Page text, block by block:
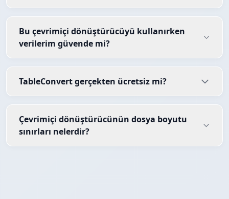
Bu çevrimiçi dönüştürücüyü kullanırken
verilerim güvende mi?
TableConvert gerçekten ücretsiz mi?
Çevrimiçi dönüştürücünün dosya boyutu
sınırları nelerdir?